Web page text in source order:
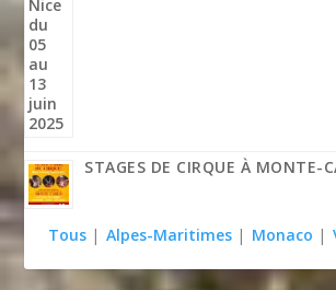
STAGES DE CIRQUE À MONTE-
Tous | Alpes-Maritimes | Monaco |